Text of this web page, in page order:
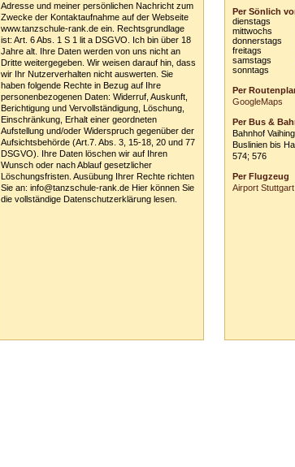
Adresse und meiner persönlichen Nachricht zum
Zwecke der Kontaktaufnahme auf der Webseite
www.tanzschule-rank.de ein. Rechtsgrundlage
ist: Art. 6 Abs. 1 S 1 lit a DSGVO. Ich bin über 18
Jahre alt. Ihre Daten werden von uns nicht an
Dritte weitergegeben. Wir weisen darauf hin, dass
wir Ihr Nutzerverhalten nicht auswerten. Sie
haben folgende Rechte in Bezug auf Ihre
personenbezogenen Daten: Widerruf, Auskunft,
Berichtigung und Vervollständigung, Löschung,
Einschränkung, Erhalt einer geordneten
Aufstellung und/oder Widerspruch gegenüber der
Aufsichtsbehörde (Art.7. Abs. 3, 15-18, 20 und 77
DSGVO). Ihre Daten löschen wir auf Ihren
Wunsch oder nach Ablauf gesetzlicher
Löschungsfristen. Ausübung Ihrer Rechte richten
Sie an: info@tanzschule-rank.de Hier können Sie
die vollständige Datenschutzerklärung lesen.
Per Sönlich
dienstags
mittwochs
donnerstags
freitags
samstags
sonntags
Per
GoogleMaps
Per Bus &
Bahnhof
Buslinien bis
574; 576
Per Flugzeug
Airport Stuttgart
ausblenden
Einwilligungs-
*siehe links auf